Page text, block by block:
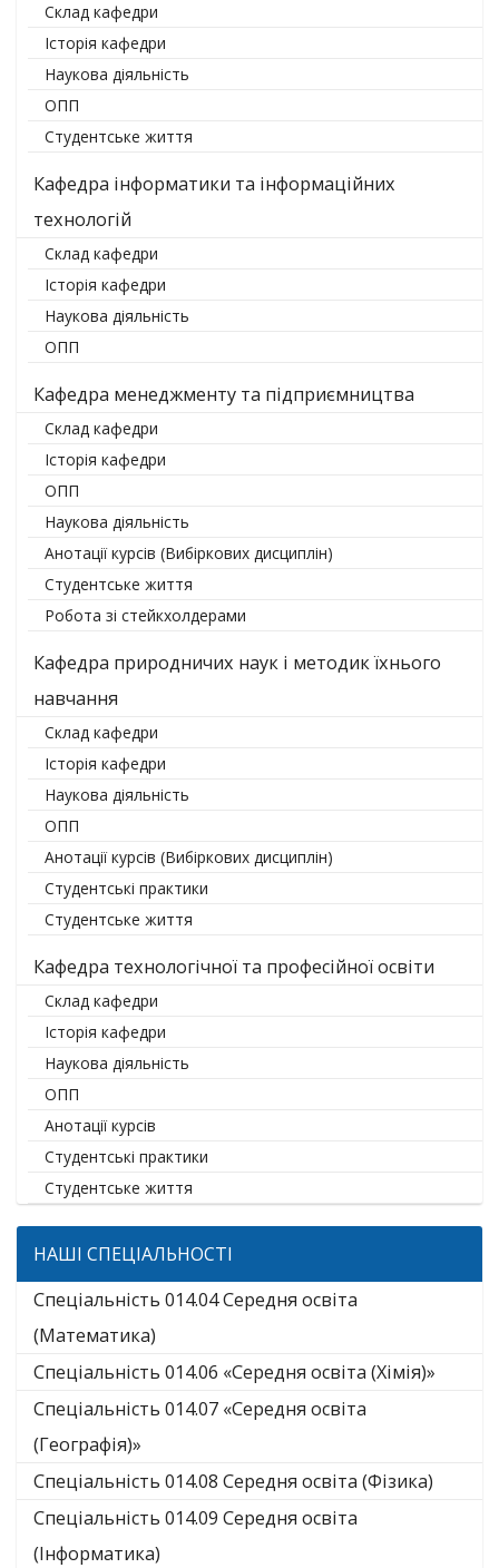
Склад кафедри
Історія кафедри
Наукова діяльність
ОПП
Студентське життя
Кафедра інформатики та інформаційних
технологій
Склад кафедри
Історія кафедри
Наукова діяльність
ОПП
Кафедра менеджменту та підприємництва
Склад кафедри
Історія кафедри
ОПП
Наукова діяльність
Анотації курсів (Вибіркових дисциплін)
Студентське життя
Робота зі стейкхолдерами
Кафедра природничих наук і методик їхнього
навчання
Склад кафедри
Історія кафедри
Наукова діяльність
ОПП
Анотації курсів (Вибіркових дисциплін)
Студентські практики
Студентське життя
Кафедра технологічної та професійної освіти
Склад кафедри
Історія кафедри
Наукова діяльність
ОПП
Анотації курсів
Студентські практики
Студентське життя
НАШІ СПЕЦІАЛЬНОСТІ
Спеціальність 014.04 Середня освіта
(Математика)
Спеціальність 014.06 «Середня освіта (Хімія)»
Спеціальність 014.07 «Середня освіта
(Географія)»
Спеціальність 014.08 Середня освіта (Фізика)
Спеціальність 014.09 Середня освіта
(Інформатика)